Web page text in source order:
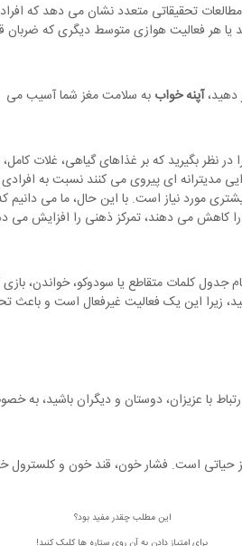
تحقیقاتی متعدد نشان می دهد که افراد
آپنه خواب به سلامت مغز شما آسیب می
نظر بگیرید که بر غذاهای گیاهی، غلات
ای پیروی می کنند نسبت به افرادی
مورد نیاز است. با این حال، ما می
را کاهش می دهند، تمرکز ذهنی را افزایش
جدول کلمات متقاطع یا سودوکو،
زیرا این یک فعالیت غیرفعال است و
با عزیزان، دوستان و دیگران باشید، به
است. فشار خون، قند خون و کلسترول
این مطلب چقدر مفید بود؟
برای امتیاز دادن به آن روی ستاره ها کلیک کنید!